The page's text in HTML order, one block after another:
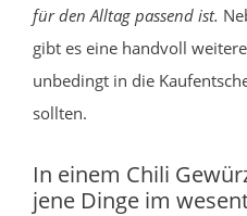
für den Alltag passend ist.
gibt es eine handvoll
unbedingt in die
sollten.
In einem Chili
jene Dinge im